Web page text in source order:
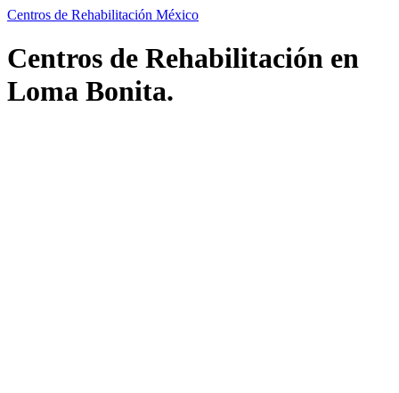
Centros de Rehabilitación México
Centros de Rehabilitación en
Loma Bonita.